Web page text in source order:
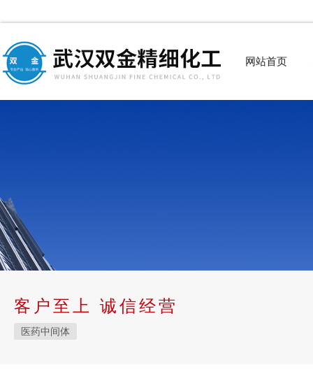
网站首页
客户至上 诚信经营
医药中间体